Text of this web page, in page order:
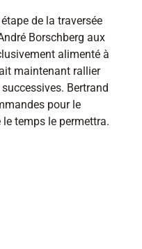
de la traversée
Borschberg aux
alimenté à
maintenant rallier
Bertrand
pour le
temps le permettra.